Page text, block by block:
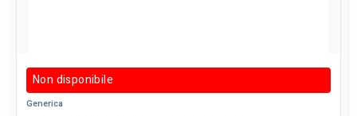
Non disponibile
Generica